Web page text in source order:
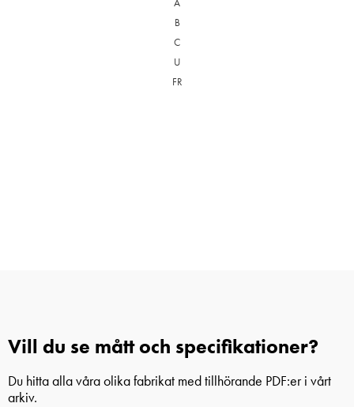
B
C
U
FR
Vill du se mått och specifikationer?
Du hitta alla våra olika fabrikat med tillhörande PDF:er i vårt
arkiv.